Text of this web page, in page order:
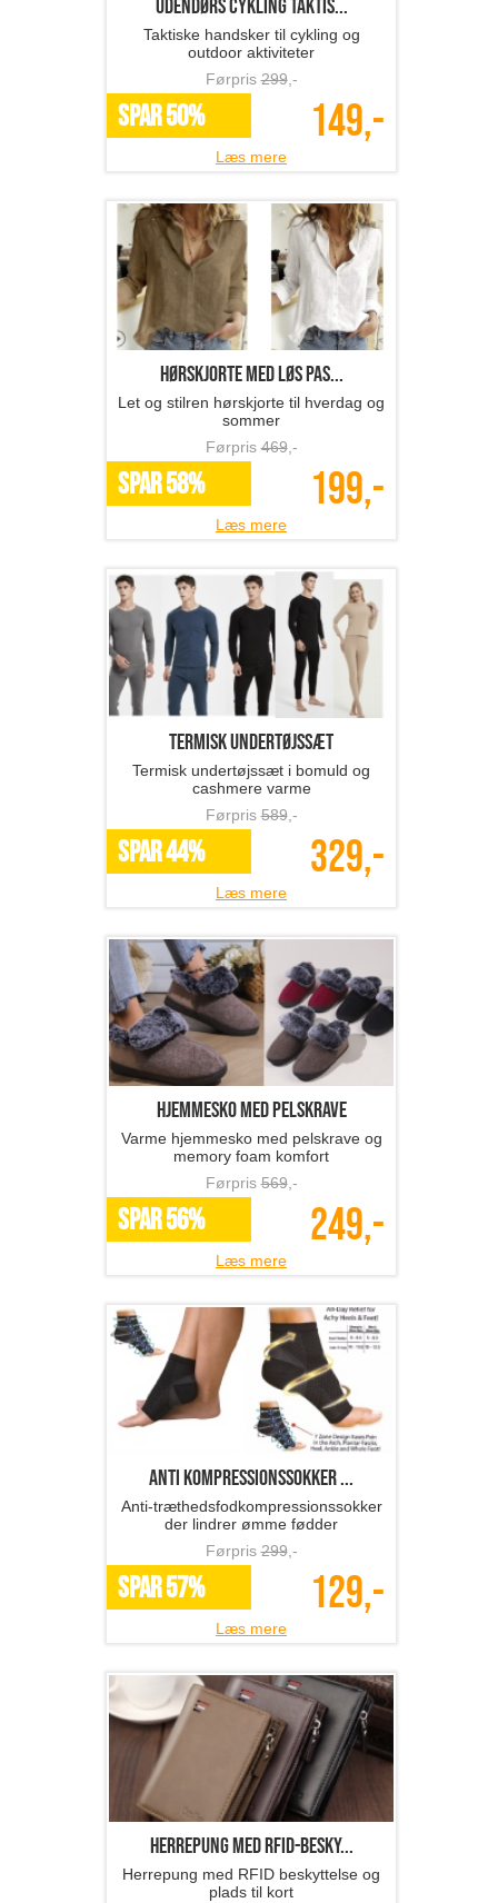
Udendørs cykling taktis...
Taktiske handsker til cykling og
outdoor aktiviteter
Førpris299,-
SPAR 50% 149,-
Læs mere
hørskjorte med løs pas...
Let og stilren hørskjorte til hverdag og
sommer
Førpris469,-
SPAR 58% 199,-
Læs mere
termisk undertøjssæt
Termisk undertøjssæt i bomuld og
cashmere varme
Førpris589,-
SPAR 44% 329,-
Læs mere
hjemmesko med pelskrave
Varme hjemmesko med pelskrave og
memory foam komfort
Førpris569,-
SPAR 56% 249,-
Læs mere
anti kompressionssokker ...
Anti-træthedsfodkompressionssokker
der lindrer ømme fødder
Førpris299,-
SPAR 57% 129,-
Læs mere
Herrepung med RFID-besky...
Herrepung med RFID beskyttelse og
plads til kort